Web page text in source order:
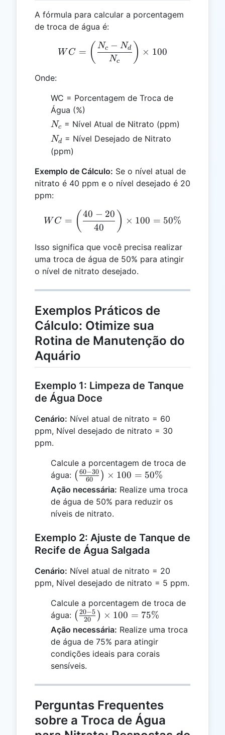
A fórmula para calcular a porcentagem
de troca de água é:
WC = \left(\frac{N_c -
WC = ( Nc
Nc − Nd ) × 100
Onde:
WC = Porcentagem de Troca de
Água (%)
N_c
Nc = Nível Atual de Nitrato (ppm)
N_d
Nd = Nível Desejado de Nitrato
(ppm)
Exemplo de Cálculo: Se o nível atual de
nitrato é 40 ppm e o nível desejado é 20
ppm:
WC = \left(\frac{40 -
W C = ( 40
40 − 20 ) × 100 = 50%
Isso significa que você precisa realizar
uma troca de água de 50% para atingir
o nível de nitrato desejado.
Exemplos Práticos de
Cálculo: Otimize sua
Rotina de Manutenção do
Aquário
Exemplo 1: Limpeza de Tanque
de Água Doce
Cenário: Nível atual de nitrato = 60
ppm, Nível desejado de nitrato = 30
ppm.
Calcule a porcentagem de troca de
água: \left(\frac{60
- 30}
{60}\right)
\times 100 =
50\%
( 60
60−30 ) × 100 = 50%
Ação necessária: Realize uma troca
de água de 50% para reduzir os
níveis de nitrato.
Exemplo 2: Ajuste de Tanque de
Recife de Água Salgada
Cenário: Nível atual de nitrato = 20
ppm, Nível desejado de nitrato = 5 ppm.
Calcule a porcentagem de troca de
água: \left(\frac{20
- 5}
{20}\right)
\times 100 =
75\%
( 20
20−5 ) × 100 = 75%
Ação necessária: Realize uma troca
de água de 75% para atingir
condições ideais para corais
sensíveis.
Perguntas Frequentes
sobre a Troca de Água